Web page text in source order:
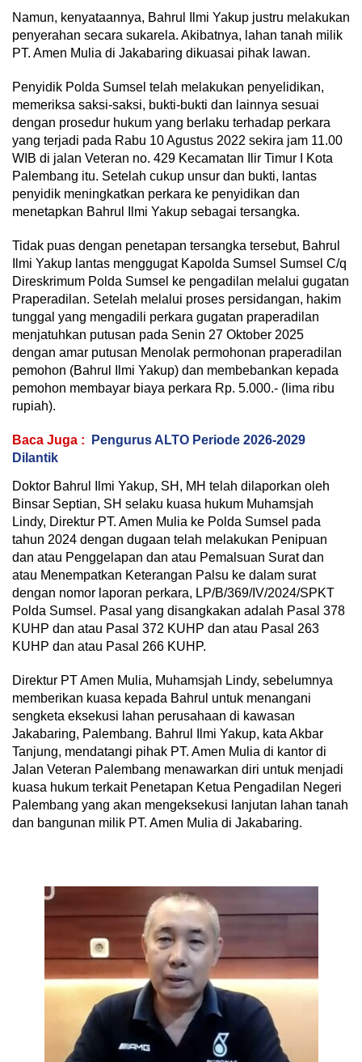
Namun, kenyataannya, Bahrul Ilmi Yakup justru melakukan
penyerahan secara sukarela. Akibatnya, lahan tanah milik
PT. Amen Mulia di Jakabaring dikuasai pihak lawan.
Penyidik Polda Sumsel telah melakukan penyelidikan,
memeriksa saksi-saksi, bukti-bukti dan lainnya sesuai
dengan prosedur hukum yang berlaku terhadap perkara
yang terjadi pada Rabu 10 Agustus 2022 sekira jam 11.00
WIB di jalan Veteran no. 429 Kecamatan Ilir Timur I Kota
Palembang itu. Setelah cukup unsur dan bukti, lantas
penyidik meningkatkan perkara ke penyidikan dan
menetapkan Bahrul Ilmi Yakup sebagai tersangka.
Tidak puas dengan penetapan tersangka tersebut, Bahrul
Ilmi Yakup lantas menggugat Kapolda Sumsel Sumsel C/q
Direskrimum Polda Sumsel ke pengadilan melalui gugatan
Praperadilan. Setelah melalui proses persidangan, hakim
tunggal yang mengadili perkara gugatan praperadilan
menjatuhkan putusan pada Senin 27 Oktober 2025
dengan amar putusan Menolak permohonan praperadilan
pemohon (Bahrul Ilmi Yakup) dan membebankan kepada
pemohon membayar biaya perkara Rp. 5.000.- (lima ribu
rupiah).
Baca Juga :
Pengurus ALTO Periode 2026-2029
Dilantik
Doktor Bahrul Ilmi Yakup, SH, MH telah dilaporkan oleh
Binsar Septian, SH selaku kuasa hukum Muhamsjah
Lindy, Direktur PT. Amen Mulia ke Polda Sumsel pada
tahun 2024 dengan dugaan telah melakukan Penipuan
dan atau Penggelapan dan atau Pemalsuan Surat dan
atau Menempatkan Keterangan Palsu ke dalam surat
dengan nomor laporan perkara, LP/B/369/IV/2024/SPKT
Polda Sumsel. Pasal yang disangkakan adalah Pasal 378
KUHP dan atau Pasal 372 KUHP dan atau Pasal 263
KUHP dan atau Pasal 266 KUHP.
Direktur PT Amen Mulia, Muhamsjah Lindy, sebelumnya
memberikan kuasa kepada Bahrul untuk menangani
sengketa eksekusi lahan perusahaan di kawasan
Jakabaring, Palembang. Bahrul Ilmi Yakup, kata Akbar
Tanjung, mendatangi pihak PT. Amen Mulia di kantor di
Jalan Veteran Palembang menawarkan diri untuk menjadi
kuasa hukum terkait Penetapan Ketua Pengadilan Negeri
Palembang yang akan mengeksekusi lanjutan lahan tanah
dan bangunan milik PT. Amen Mulia di Jakabaring.